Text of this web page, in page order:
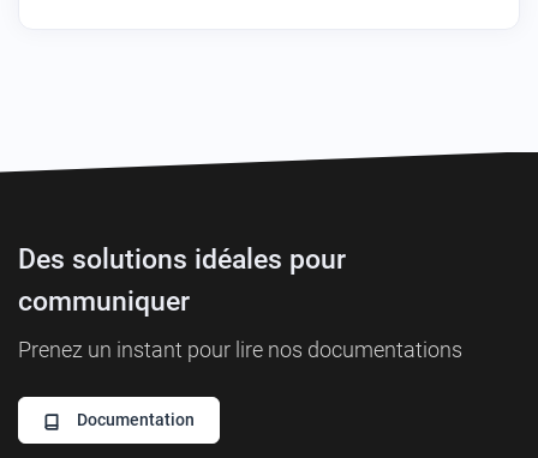
Des solutions idéales pour
communiquer
Prenez un instant pour lire nos documentations
Documentation